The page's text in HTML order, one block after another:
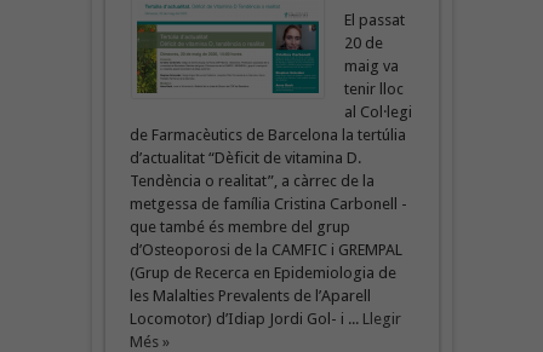
El passat
20 de
maig va
tenir lloc
al Col·legi
de Farmacèutics de Barcelona la tertúlia
d’actualitat “Dèficit de vitamina D.
Tendència o realitat”, a càrrec de la
metgessa de família Cristina Carbonell -
que també és membre del grup
d’Osteoporosi de la CAMFIC i GREMPAL
(Grup de Recerca en Epidemiologia de
les Malalties Prevalents de l’Aparell
Locomotor) d’Idiap Jordi Gol- i ... Llegir
Més »